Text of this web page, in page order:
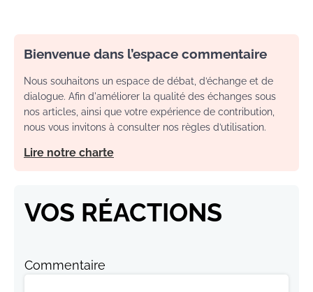
Bienvenue dans l’espace commentaire
Nous souhaitons un espace de débat, d’échange et de
dialogue. Afin d'améliorer la qualité des échanges sous
nos articles, ainsi que votre expérience de contribution,
nous vous invitons à consulter nos règles d’utilisation.
Lire notre charte
VOS RÉACTIONS
Commentaire